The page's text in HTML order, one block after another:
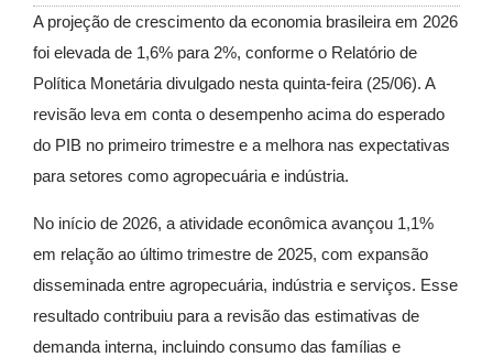
A projeção de crescimento da economia brasileira em 2026
foi elevada de 1,6% para 2%, conforme o Relatório de
Política Monetária divulgado nesta quinta-feira (25/06). A
revisão leva em conta o desempenho acima do esperado
do PIB no primeiro trimestre e a melhora nas expectativas
para setores como agropecuária e indústria.
No início de 2026, a atividade econômica avançou 1,1%
em relação ao último trimestre de 2025, com expansão
disseminada entre agropecuária, indústria e serviços. Esse
resultado contribuiu para a revisão das estimativas de
demanda interna, incluindo consumo das famílias e